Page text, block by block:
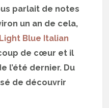
parlait de notes
un an de cela,
Light Blue Italian
coup de cœur et il
l’été dernier. Du
de découvrir